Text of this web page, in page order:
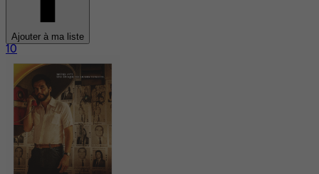
Ajouter à ma liste
10